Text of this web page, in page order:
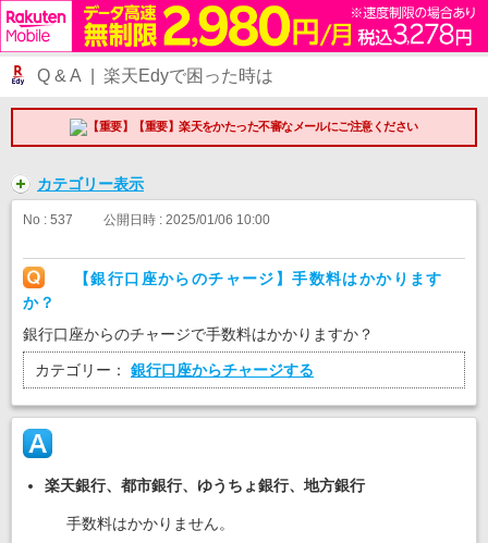
Q & A | 楽天Edyで困った時は
【重要】楽天をかたった不審なメールにご注意ください
カテゴリー表示
No : 537 公開日時 : 2025/01/06 10:00
【銀行口座からのチャージ】手数料はかかります
か？
銀行口座からのチャージで手数料はかかりますか？
カテゴリー： 銀行口座からチャージする
楽天銀行、都市銀行、ゆうちょ銀行、地方銀行
手数料はかかりません。